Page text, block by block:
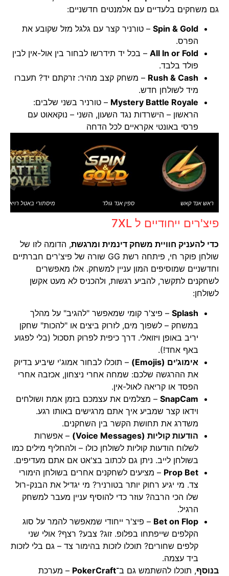
גם משחקים בלעדיים עם אלמנטים חדשניים:
Spin & Gold– טורניר קצר עם גלגל מזל שקובע את
הפרס.
All In or Fold– בכל יד תידרשו לבחור בין אול-אין לבין
פולד בלבד.
Rush & Cash– משחק קצב מהיר: זרקתם יד? תעברו
מיד לשולחן חדש.
Mystery Battle Royale– טורניר בשני שלבים:
הראשון – הישרדות נגד השעון, השני – נוקאאוט עם
פרסי באונטי אקראיים לכל הדחה
ראש אנד קאש ספין אנד גולד מיסתורי באטל רויאל
פיצ'רים ייחודיים ל 7XL
כדי להעניק חוויית משחק דינמית ומרגשת, הדומה לזו של
שולחן פוקר חי, פיתחה רשת GG שורה של פיצ'רים חברתיים
וחדשניים שמוסיפים המון עניין למשחק. אלו מאפשרים
לשחקנים לתקשר, להביע רגשות, ולהכניס לא מעט אקשן
לשולחן:
Splash– פיצ'ר קומי שמאפשר "להגיב" על מהלך
במשחק – לשפוך מים, לזרוק ביצים או "להכות" שחקן
יריב באופן ויזואלי. דרך כיפית לפרוק תסכול (בלי לפגוע
באף אחד!).
אימוג'ים (Emojis)
– תוכלו לבחור אמוג'י שיביע בדיוק
את ההרגשה שלכם: שמחה אחרי ניצחון, אכזבה אחרי
הפסד או קריאה לאול-אין.
SnapCam– מצלמים את עצמכם בזמן אמת ושולחים
וידאו קצר שמביע איך אתם מרגישים באותו רגע.
משדרג את תחושת הקשר בין השחקנים.
הודעות קוליות (Voice Messages)
– אפשרות
לשלוח הודעות קוליות לשולחן כולו – ולהחליף מילים כמו
בשולחן לייב. ניתן גם לכתוב בצ'אט אם אתם מעדיפים.
Prop Bet– מציעים לשחקנים אחרים בשולחן הימורי
צד. מי יגיע רחוק יותר בטורניר? מי יגדיל את הבנק-רול
שלו הכי הרבה? עוזר כדי להוסיף עניין מעבר למשחק
הרגיל.
Bet on Flop– פיצ'ר ייחודי שמאפשר להמר על סוג
הקלפים שייפתחו בפלופ. זוג? צבע? רצף? אולי שני
קלפים שחורים? תוכלו לזכות בהימור צד – גם בלי לזכות
ביד עצמה.
בנוסף, תוכלו להשתמש גם ב־PokerCraft– מערכת